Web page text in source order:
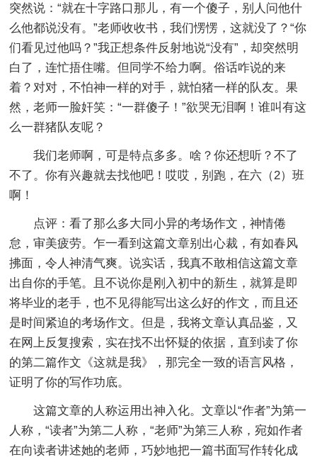
突然说：“就在十字路口那儿，有一个傻子，别人问他什
么他都说没有。”老师收收书，我们愣愣，这就没了？“你
们看见过他吗？”我正想条件反射地说“没有”，却突然明
白了，连忙捂住嘴。但同学不给力啊。俗话咋说的来
着？对对，不怕神一样的对手，就怕猪一样的队友。果
然，老师一脸奸笑：“一群傻子！”欲哭无泪啊！谁叫有这
么一群猪队友呢？
我们老师啊，可是特点多多。啥？你还想听？不了
不了。你有兴趣就去找他吧！哎哎，别跑，在六（2）班
啊！
点评：看了那么多大同小异的考场作文，神情倦
怠，审美疲劳。乍一看到这篇文章别出心裁，有如春风
拂面，令人神清气爽。说实话，我真不敢相信这篇文章
出自你的手笔。且不说你是刚入初中的新生，就算是即
将毕业的老手，也不见得能写出这么好的作文，而且还
是时间紧迫的考场作文。但是，我将文章认真品鉴，又
在网上反复搜索，实在找不出怀疑的依据，直到读了你
的第二篇作文《这就是我》，那完全一致的语言风格，
证明了你的写作功底。
这篇文章的人称运用出神入化。文章以“作者”为第一
人称，“读者”为第二人称，“老师”为第三人称，宛如作者
在向读者讲述她的老师，巧妙地把一篇书面写作转化成